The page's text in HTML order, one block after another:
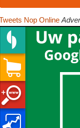
Nop Online